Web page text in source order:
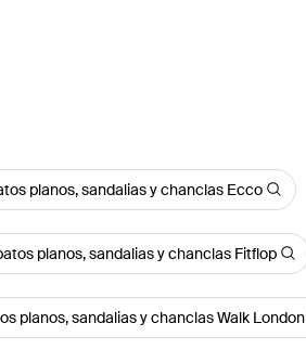
planos, sandalias y chanclas Ecco
planos, sandalias y chanclas Fitflop
planos, sandalias y chanclas Walk London